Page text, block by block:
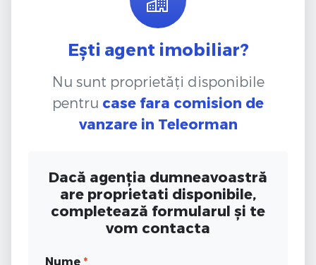
Ești agent imobiliar?
Nu sunt proprietăți disponibile
pentru case fara comision de
vanzare in Teleorman
Dacă agenția dumneavoastră
are proprietati disponibile,
completează formularul și te
vom contacta
Nume *